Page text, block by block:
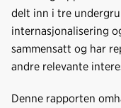
delt inn i tre
internasjonalisering
sammensatt og har
andre relevante
Denne rapporten